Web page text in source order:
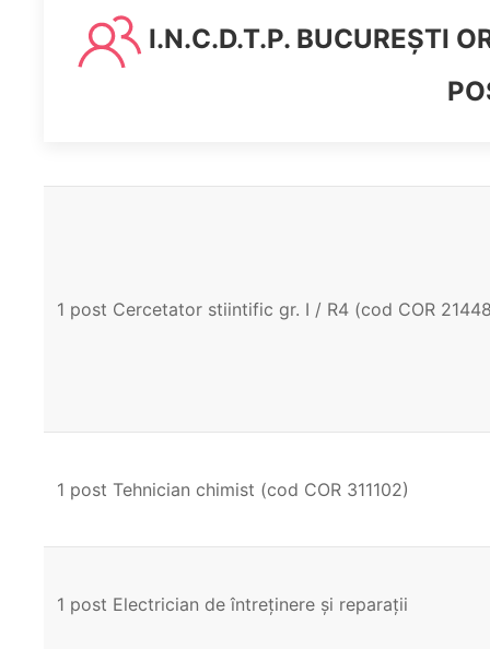
I.N.C.D.T.P. BUCUREȘTI
1 post Cercetator stiintific gr. I / R4 (cod COR
1 post Tehnician chimist (cod COR 311102)
1 post Electrician de întreținere și reparații